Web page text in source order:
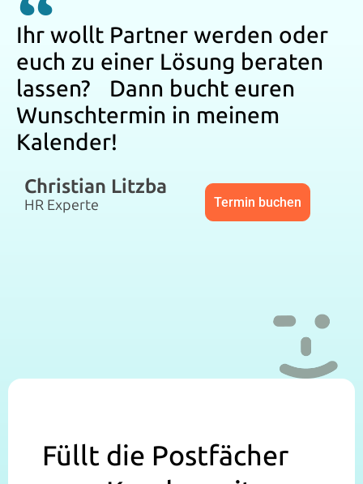
Ihr wollt Partner werden oder
euch zu einer Lösung beraten
lassen? Dann bucht euren
Wunschtermin in meinem
Kalender!
Christian Litzba
HR Experte Termin buchen
Füllt die Postfächer